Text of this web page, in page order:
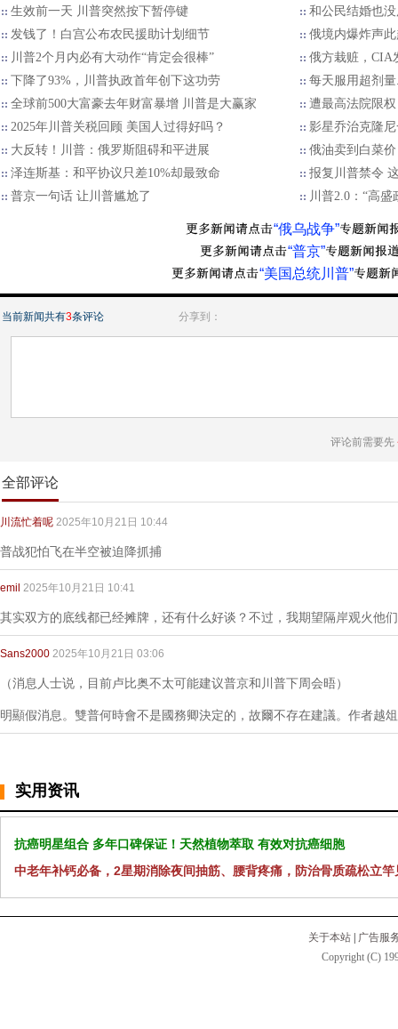
生效前一天 川普突然按下暂停键
和公民结婚也
发钱了！白宫公布农民援助计划细节
俄境内爆炸声
川普2个月内必有大动作“肯定会很棒”
俄方栽赃，CIA
下降了93%，川普执政首年创下这功劳
每天服用超剂
全球前500大富豪去年财富暴增 川普是大赢家
遭最高法院限
2025年川普关税回顾 美国人过得好吗？
影星乔治克隆
大反转！川普：俄罗斯阻碍和平进展
俄油卖到白菜
泽连斯基：和平协议只差10%却最致命
报复川普禁令
普京一句话 让川普尴尬了
川普2.0：“高盛
“俄乌战争”
“普京”
“美国总统川普”
当前新闻共有3条评论 分享到：
评论前需要先
全部评论
川流忙着呢 2025年10月21日 10:44
普战犯怕飞在半空被迫降抓捕
emil 2025年10月21日 10:41
其实双方的底线都已经摊牌，还有什么好谈？不过，我期望隔岸观火他
Sans2000 2025年10月21日 03:06
（消息人士说，目前卢比奥不太可能建议普京和川普下周会晤）
明顯假消息。雙普何時會不是國務卿決定的，故爾不存在建議。作者越
实用资讯
抗癌明星组合 多年口碑保证！天然植物萃取 有效对抗癌细胞
中老年补钙必备，2星期消除夜间抽筋、腰背疼痛，防治骨质疏松立竿
关于本站
广告服
Copyright (C)